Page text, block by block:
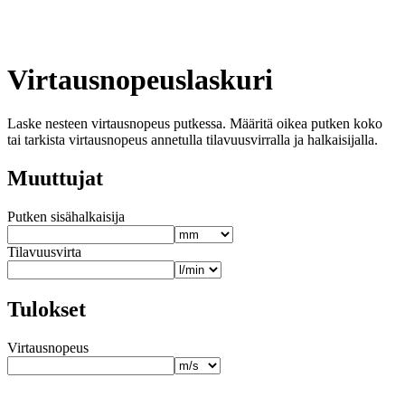
Virtausnopeuslaskuri
Laske nesteen virtausnopeus putkessa. Määritä oikea putken koko
tai tarkista virtausnopeus annetulla tilavuusvirralla ja halkaisijalla.
Muuttujat
Putken sisähalkaisija
Tilavuusvirta
Tulokset
Virtausnopeus